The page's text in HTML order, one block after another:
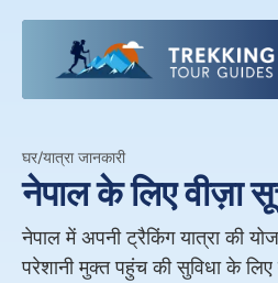
घर/यात्रा जानकारी
नेपाल के लिए वीज़ा
नेपाल में अपनी ट्रैकिंग यात्रा की
परेशानी मुक्त पहुंच की सुविधा के